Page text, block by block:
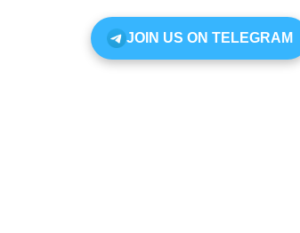
JOIN US ON TELEGRAM